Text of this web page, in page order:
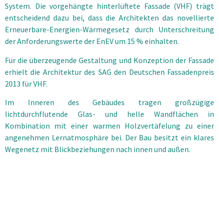
System. Die vorgehängte hinterlüftete Fassade (VHF) trägt
entscheidend dazu bei, dass die Architekten das novellierte
Erneuerbare-Energien-Wärmegesetz durch Unterschreitung
der Anforderungswerte der EnEV um 15 % einhalten.
Für die überzeugende Gestaltung und Konzeption der Fassade
erhielt die Architektur des SAG den Deutschen Fassadenpreis
2013 für VHF.
Im Inneren des Gebäudes tragen großzügige
lichtdurchflutende Glas- und helle Wandflächen in
Kombination mit einer warmen Holzvertäfelung zu einer
angenehmen Lernatmosphäre bei. Der Bau besitzt ein klares
Wegenetz mit Blickbeziehungen nach innen und außen.